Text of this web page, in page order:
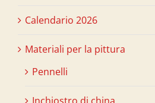
Calendario 2026
Materiali per la pittura
Pennelli